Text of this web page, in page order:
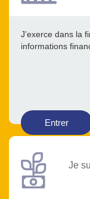
J’exerce dans la
informations
Entrer
Je